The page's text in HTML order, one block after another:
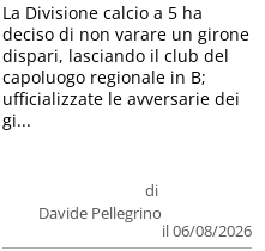
di
Davide Pellegrino
il 06/08/2026
La Divisione calcio a 5 ha
deciso di non varare un girone
dispari, lasciando il club del
capoluogo regionale in B;
ufficializzate le avversarie dei
gi...